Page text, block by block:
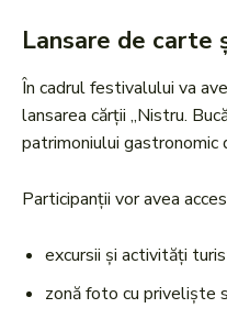
Lansare de
În cadrul festivalului va
lansarea cărții „Nistru.
patrimoniului gastronomic
Participanții vor avea
excursii și activități
zonă foto cu priveliște